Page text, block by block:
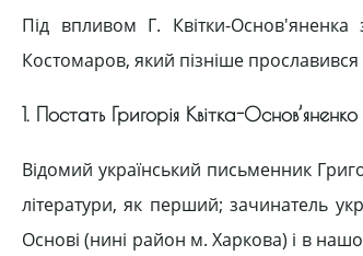
Під впливом Г. Квітки-Основ'яненка
Костомаров, який пізніше прославився
1. Постать Григорія Квітка-Основ’яненко
Відомий український письменник
літератури, як перший; зачинатель
Основі (нині район м. Харкова) і в